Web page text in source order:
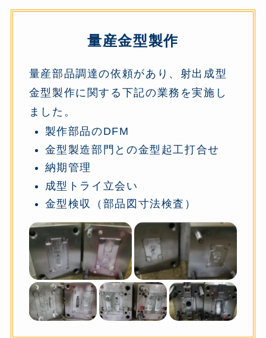
量産金型製作
量産部品調達の依頼があり、射出成型
金型製作に関する下記の業務を実施し
ました。
製作部品のDFM
金型製造部門との金型起工打合せ
納期管理
成型トライ立会い
金型検収（部品図寸法検査）